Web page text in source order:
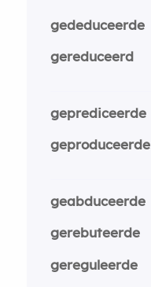
gededuceerde
gereduceerd
geprediceerde
geproduceerde
geabduceerde
gerebuteerde
gereguleerde